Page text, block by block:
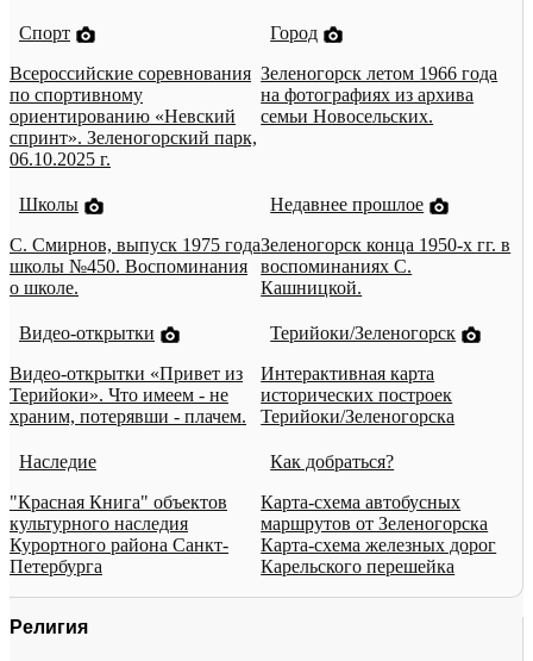
Спорт
Всероссийские соревнования
по спортивному
ориентированию «Невский
спринт». Зеленогорский парк,
06.10.2025 г.
Город
Зеленогорск летом 1966 года
на фотографиях из архива
семьи Новосельских.
Школы
С. Смирнов, выпуск 1975 года
школы №450. Воспоминания
о школе.
Недавнее прошлое
Зеленогорск конца 1950-х гг. в
воспоминаниях С.
Кашницкой.
Видео-открытки
Видео-открытки «Привет из
Терийоки». Что имеем - не
храним, потерявши - плачем.
Терийоки/Зеленогорск
Интерактивная карта
исторических построек
Терийоки/Зеленогорска
Наследие
"Красная Книга" объектов
культурного наследия
Курортного района Санкт-
Петербурга
Как добраться?
Карта-схема автобусных
маршрутов от Зеленогорска
Карта-схема железных дорог
Карельского перешейка
Религия